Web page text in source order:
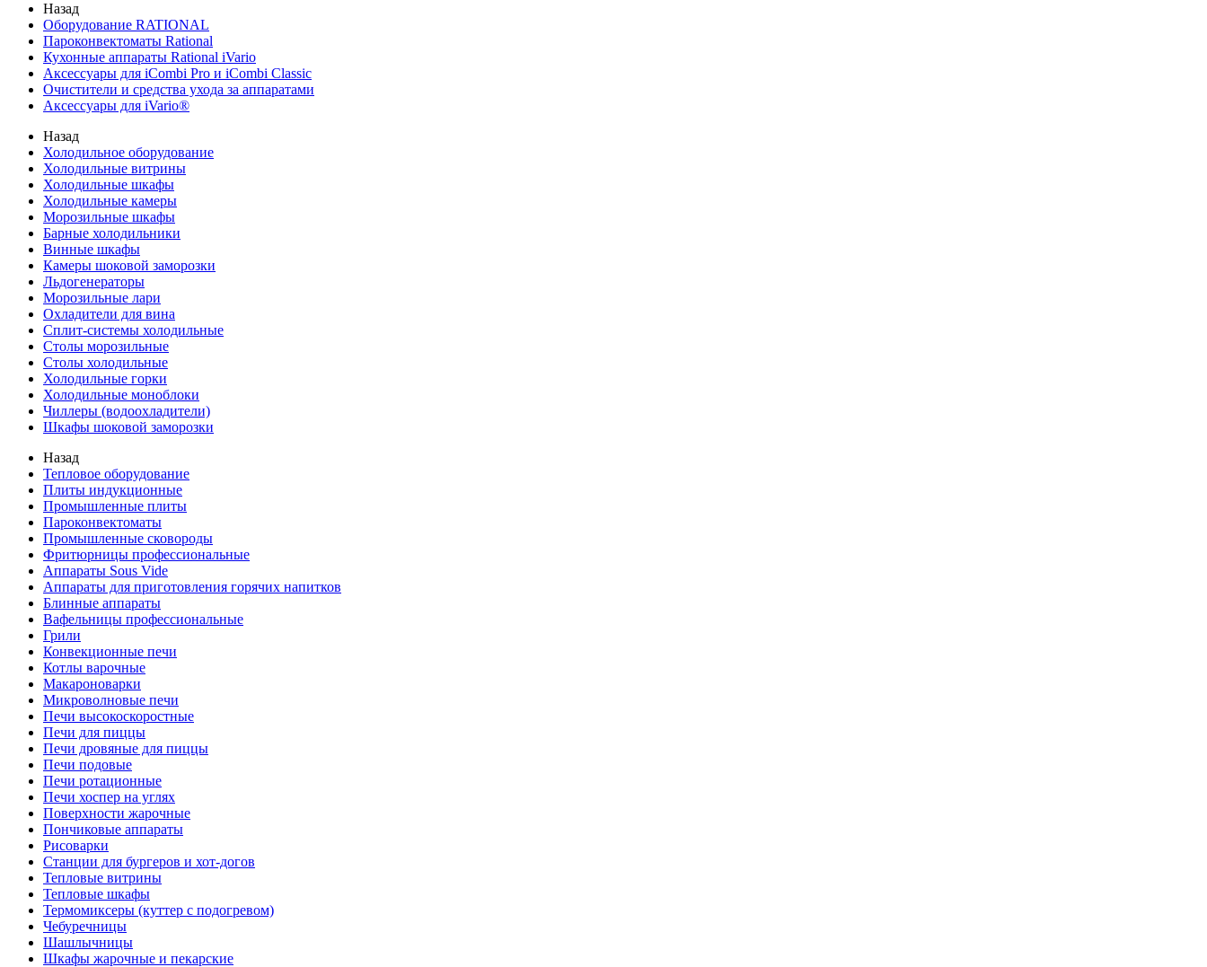
Назад
Оборудование RATIONAL
Пароконвектоматы Rational
Кухонные аппараты Rational iVario
Аксессуары для iCombi Pro и iCombi Classic
Очистители и средства ухода за аппаратами
Аксессуары для iVario®
Назад
Холодильное оборудование
Холодильные витрины
Холодильные шкафы
Холодильные камеры
Морозильные шкафы
Барные холодильники
Винные шкафы
Камеры шоковой заморозки
Льдогенераторы
Морозильные лари
Охладители для вина
Сплит-системы холодильные
Столы морозильные
Столы холодильные
Холодильные горки
Холодильные моноблоки
Чиллеры (водоохладители)
Шкафы шоковой заморозки
Назад
Тепловое оборудование
Плиты индукционные
Промышленные плиты
Пароконвектоматы
Промышленные сковороды
Фритюрницы профессиональные
Аппараты Sous Vide
Аппараты для приготовления горячих напитков
Блинные аппараты
Вафельницы профессиональные
Грили
Конвекционные печи
Котлы варочные
Макароноварки
Микроволновые печи
Печи высокоскоростные
Печи для пиццы
Печи дровяные для пиццы
Печи подовые
Печи ротационные
Печи хоспер на углях
Поверхности жарочные
Пончиковые аппараты
Рисоварки
Станции для бургеров и хот-догов
Тепловые витрины
Тепловые шкафы
Термомиксеры (куттер с подогревом)
Чебуречницы
Шашлычницы
Шкафы жарочные и пекарские